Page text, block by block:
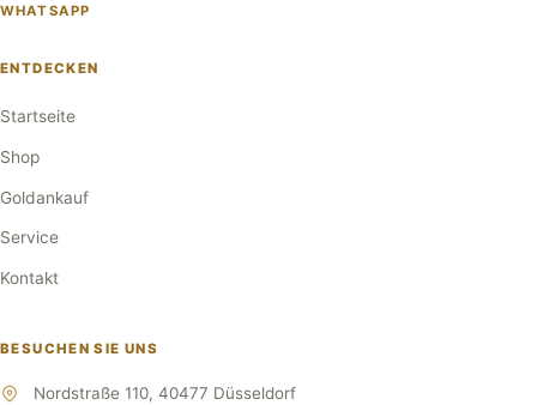
WHATSAPP
ENTDECKEN
Startseite
Shop
Goldankauf
Service
Kontakt
BESUCHEN SIE UNS
Nordstraße 110, 40477 Düsseldorf